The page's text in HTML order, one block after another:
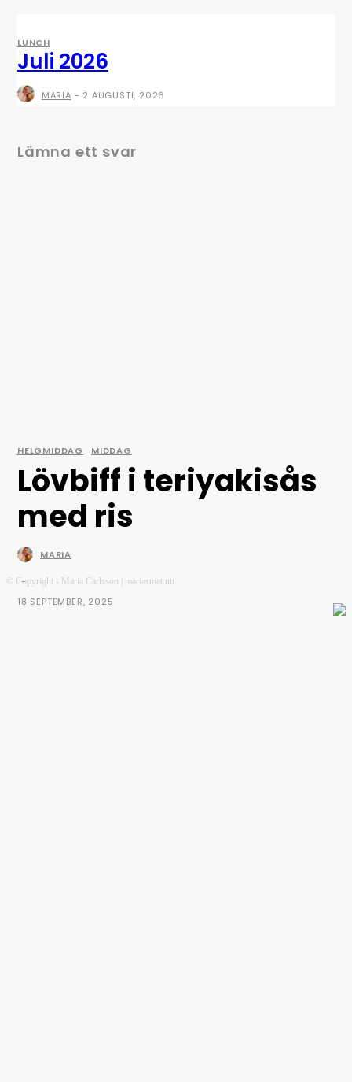
HELGMIDDAG MIDDAG
Lövbiff i teriyakisås
med ris
MARIA
-
18 SEPTEMBER, 2025
LUNCH
Juli 2026
MARIA - 2 AUGUSTI, 2026
Lämna ett svar
© Copyright - Maria Carlsson | mariasmat.nu